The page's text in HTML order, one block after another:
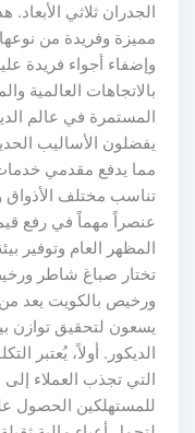
الجدران ثلاثي الأبعاد.
مميزة وفريدة من
وإضفاء أجواء فريدة
بالاتجاهات العالمية
المستمرة في عالم
يفضلون الأساليب
مما يدفع مقدمي
تناسب مختلف الأذواق
عنصراً مهماً في رفع
المظهر العام وتوفير
تختار صباغ شاطر
ورخيص بالكويت يعد من
يسعون لتحقيق توازن
الديكور. أولاً، يُعتبر
التي تجذب العملاء
للمستهلكين الحصول